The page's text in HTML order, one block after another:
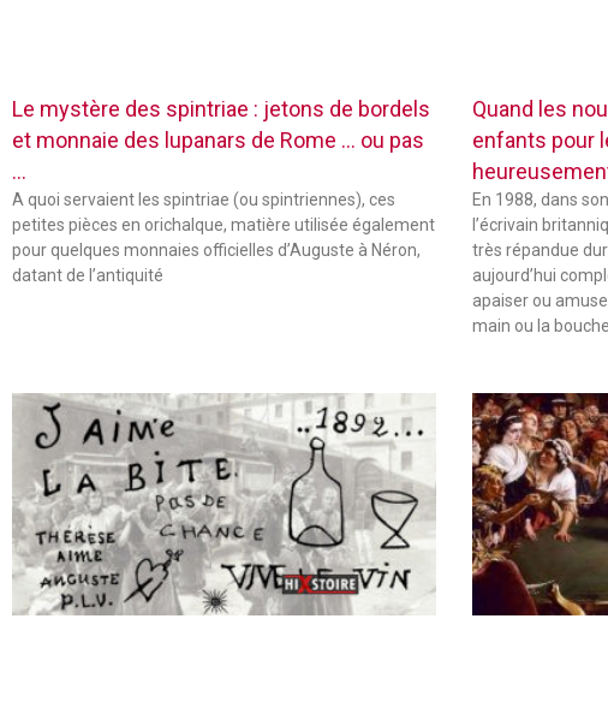
Le mystère des spintriae : jetons de bordels
et monnaie des lupanars de Rome … ou pas
…
A quoi servaient les spintriae (ou spintriennes), ces
petites pièces en orichalque, matière utilisée également
pour quelques monnaies officielles d’Auguste à Néron,
datant de l’antiquité
Quand les
enfants pour
En 1988, dans
l’écrivain
très répandue
aujourd’hui
apaiser ou
main ou la